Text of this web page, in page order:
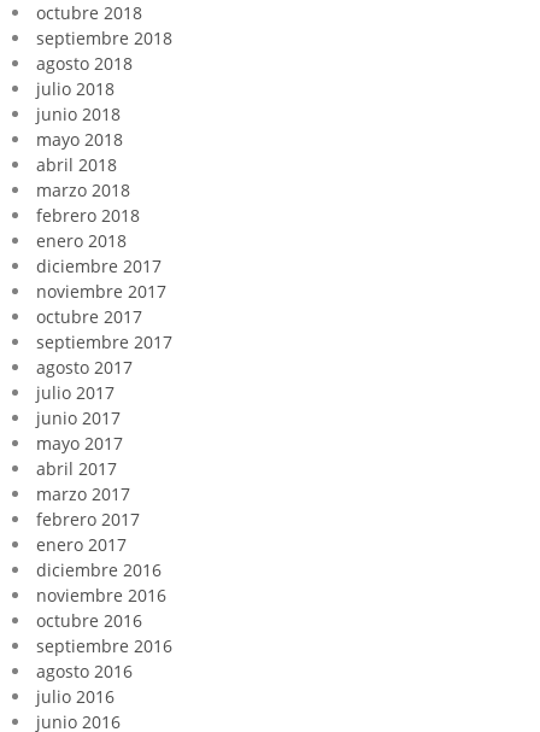
octubre 2018
septiembre 2018
agosto 2018
julio 2018
junio 2018
mayo 2018
abril 2018
marzo 2018
febrero 2018
enero 2018
diciembre 2017
noviembre 2017
octubre 2017
septiembre 2017
agosto 2017
julio 2017
junio 2017
mayo 2017
abril 2017
marzo 2017
febrero 2017
enero 2017
diciembre 2016
noviembre 2016
octubre 2016
septiembre 2016
agosto 2016
julio 2016
junio 2016